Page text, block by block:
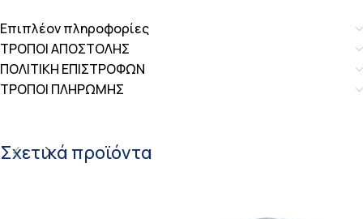
Επιπλέον πληροφορίες
ΤΡΟΠΟΙ ΑΠΟΣΤΟΛΗΣ
ΠΟΛΙΤΙΚΗ ΕΠΙΣΤΡΟΦΩΝ
ΤΡΟΠΟΙ ΠΛΗΡΩΜΗΣ
Σχετικά προϊόντα